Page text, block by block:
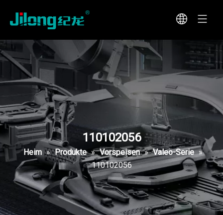
110102056
Heim » Produkte » Vorspeisen » Valeo-Serie »
110102056